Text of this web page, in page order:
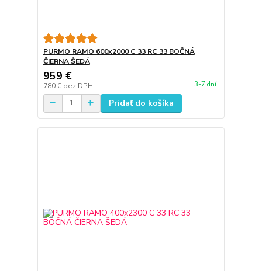
PURMO RAMO 600x2000 C 33 RC 33 BOČNÁ
ČIERNA ŠEDÁ
959 €
780 € bez DPH 3-7 dní
Pridať do košíka